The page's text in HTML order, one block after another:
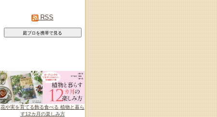
RSS
花や実を育てる飾る食べる 植物と暮ら
す12カ月の楽しみ方